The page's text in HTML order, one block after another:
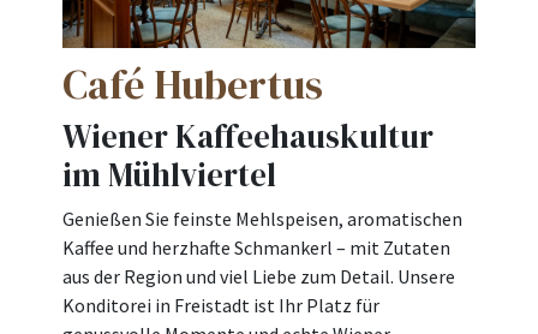
Café Hubertus
Wiener Kaffeehauskultur
im Mühlviertel
Genießen Sie feinste Mehlspeisen, aromatischen
Kaffee und herzhafte Schmankerl – mit Zutaten
aus der Region und viel Liebe zum Detail. Unsere
Konditorei in Freistadt ist Ihr Platz für